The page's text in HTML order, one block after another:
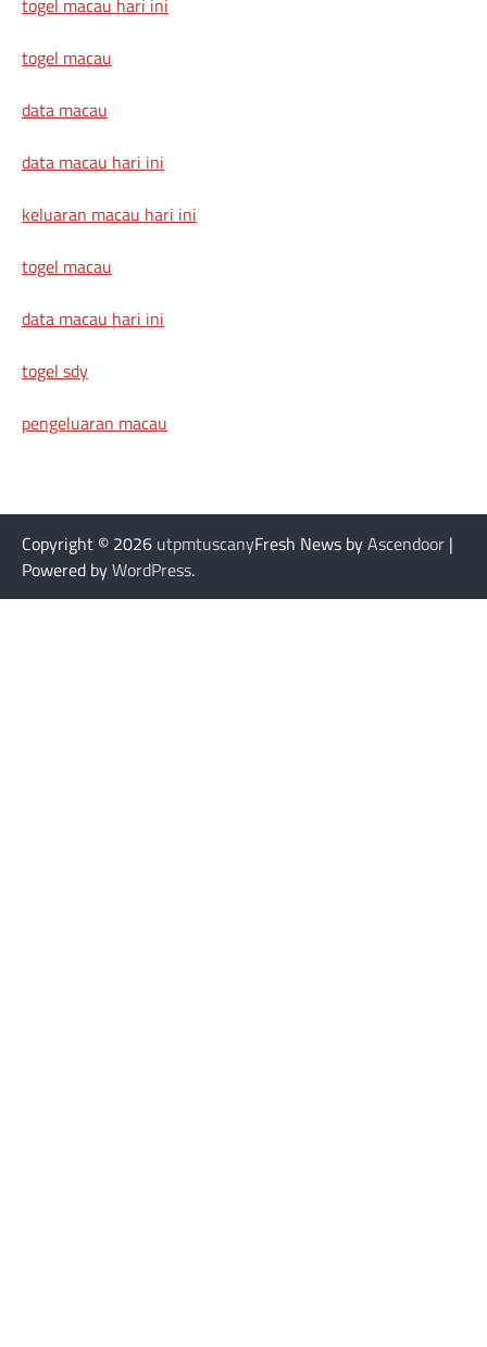
togel macau hari ini
togel macau
data macau
data macau hari ini
keluaran macau hari ini
togel macau
data macau hari ini
togel sdy
pengeluaran macau
Copyright © 2026 utpmtuscanyFresh News byAscendoor |
Powered byWordPress.